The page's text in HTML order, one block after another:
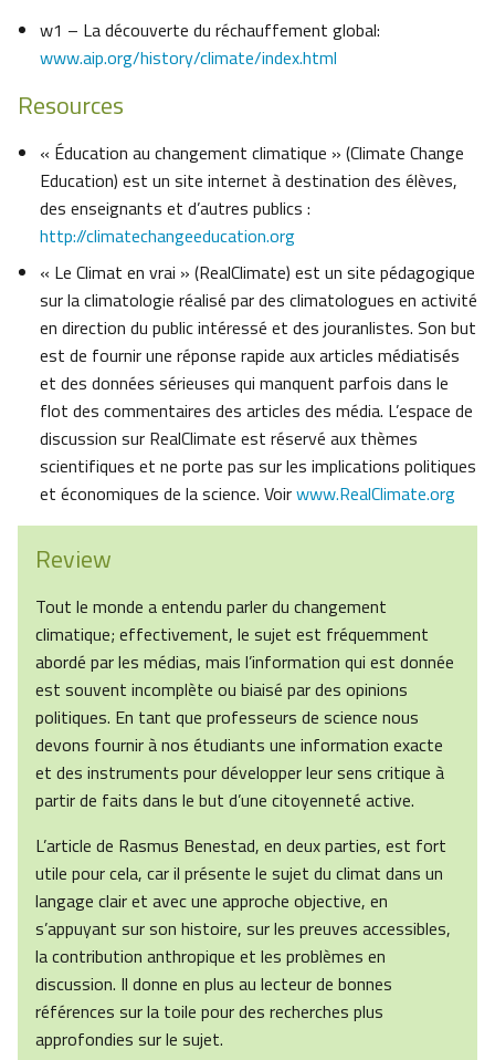
w1 – La découverte du réchauffement global:
www.aip.org/history/climate/index.html
Resources
« Éducation au changement climatique » (Climate Change
Education) est un site internet à destination des élèves,
des enseignants et d’autres publics :
http://climatechangeeducation.org
« Le Climat en vrai » (RealClimate) est un site pédagogique
sur la climatologie réalisé par des climatologues en activité
en direction du public intéressé et des jouranlistes. Son but
est de fournir une réponse rapide aux articles médiatisés
et des données sérieuses qui manquent parfois dans le
flot des commentaires des articles des média. L’espace de
discussion sur RealClimate est réservé aux thèmes
scientifiques et ne porte pas sur les implications politiques
et économiques de la science. Voirwww.RealClimate.org
Review
Tout le monde a entendu parler du changement
climatique; effectivement, le sujet est fréquemment
abordé par les médias, mais l’information qui est donnée
est souvent incomplète ou biaisé par des opinions
politiques. En tant que professeurs de science nous
devons fournir à nos étudiants une information exacte
et des instruments pour développer leur sens critique à
partir de faits dans le but d’une citoyenneté active.
L’article de Rasmus Benestad, en deux parties, est fort
utile pour cela, car il présente le sujet du climat dans un
langage clair et avec une approche objective, en
s’appuyant sur son histoire, sur les preuves accessibles,
la contribution anthropique et les problèmes en
discussion. Il donne en plus au lecteur de bonnes
références sur la toile pour des recherches plus
approfondies sur le sujet.